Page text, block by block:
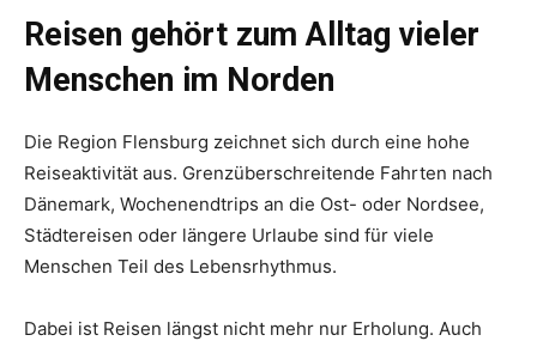
Reisen gehört zum Alltag vieler
Menschen im Norden
Die Region Flensburg zeichnet sich durch eine hohe
Reiseaktivität aus. Grenzüberschreitende Fahrten nach
Dänemark, Wochenendtrips an die Ost- oder Nordsee,
Städtereisen oder längere Urlaube sind für viele
Menschen Teil des Lebensrhythmus.
Dabei ist Reisen längst nicht mehr nur Erholung. Auch